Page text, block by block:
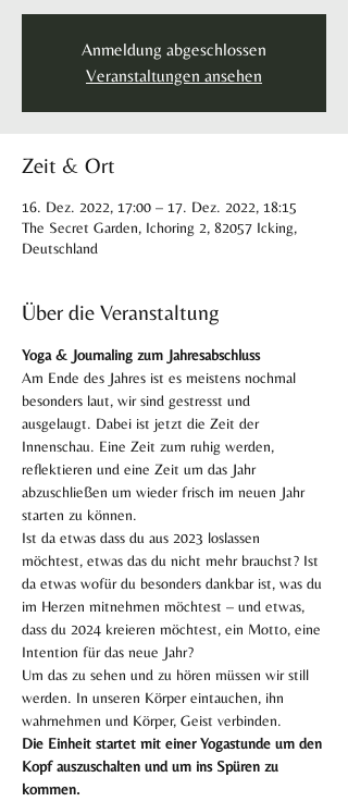
Anmeldung abgeschlossen
Veranstaltungen ansehen
Zeit & Ort
16. Dez. 2022, 17:00 – 17. Dez. 2022, 18:15
The Secret Garden, Ichoring 2, 82057 Icking,
Deutschland
Über die Veranstaltung
Yoga & Journaling zum Jahresabschluss
Am Ende des Jahres ist es meistens nochmal
besonders laut, wir sind gestresst und
ausgelaugt. Dabei ist jetzt die Zeit der
Innenschau. Eine Zeit zum ruhig werden,
reflektieren und eine Zeit um das Jahr
abzuschließen um wieder frisch im neuen Jahr
starten zu können.
Ist da etwas dass du aus 2023 loslassen
möchtest, etwas das du nicht mehr brauchst? Ist
da etwas wofür du besonders dankbar ist, was du
im Herzen mitnehmen möchtest – und etwas,
dass du 2024 kreieren möchtest, ein Motto, eine
Intention für das neue Jahr?
Um das zu sehen und zu hören müssen wir still
werden. In unseren Körper eintauchen, ihn
wahrnehmen und Körper, Geist verbinden.
Die Einheit startet mit einer Yogastunde um den
Kopf auszuschalten und um ins Spüren zu
kommen.